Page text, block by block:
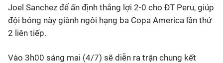
Joel Sanchez để ấn định thắng lợi 2-0 cho ĐT Peru, giúp
đội bóng này giành ngôi hạng ba Copa America lần thứ
2 liên tiếp.
Vào 3h00 sáng mai (4/7) sẽ diễn ra trận chung kết